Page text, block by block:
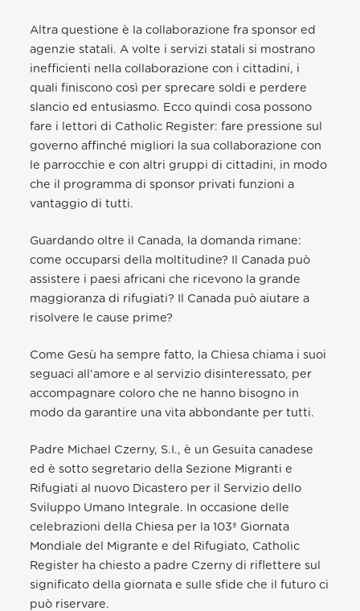
Altra questione è la collaborazione fra sponsor ed
agenzie statali. A volte i servizi statali si mostrano
inefficienti nella collaborazione con i cittadini, i
quali finiscono così per sprecare soldi e perdere
slancio ed entusiasmo. Ecco quindi cosa possono
fare i lettori di Catholic Register: fare pressione sul
governo affinché migliori la sua collaborazione con
le parrocchie e con altri gruppi di cittadini, in modo
che il programma di sponsor privati funzioni a
vantaggio di tutti.
Guardando oltre il Canada, la domanda rimane:
come occuparsi della moltitudine? Il Canada può
assistere i paesi africani che ricevono la grande
maggioranza di rifugiati? Il Canada può aiutare a
risolvere le cause prime?
Come Gesù ha sempre fatto, la Chiesa chiama i suoi
seguaci all’amore e al servizio disinteressato, per
accompagnare coloro che ne hanno bisogno in
modo da garantire una vita abbondante per tutti.
Padre Michael Czerny, S.I., è un Gesuita canadese
ed è sotto segretario della Sezione Migranti e
Rifugiati al nuovo Dicastero per il Servizio dello
Sviluppo Umano Integrale. In occasione delle
celebrazioni della Chiesa per la 103ª Giornata
Mondiale del Migrante e del Rifugiato, Catholic
Register ha chiesto a padre Czerny di riflettere sul
significato della giornata e sulle sfide che il futuro ci
può riservare.